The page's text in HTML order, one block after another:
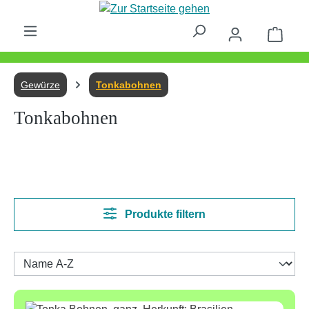
Zum Hauptinhalt springen
Gewürze Tonkabohnen
Tonkabohnen
Produkte filtern